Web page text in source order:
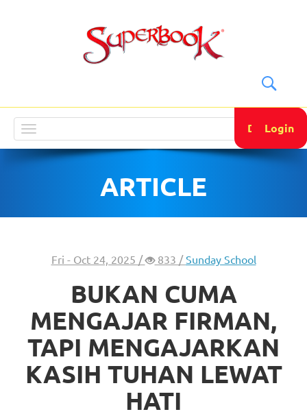
navigation
DONATE
Login
ARTICLE
Fri - Oct 24, 2025 / 833 /Sunday School
BUKAN CUMA
MENGAJAR FIRMAN,
TAPI MENGAJARKAN
KASIH TUHAN LEWAT
HATI